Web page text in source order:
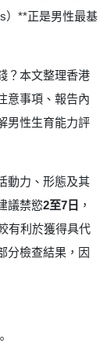
）**正是男性最基
？本文整理香港
意事項、報告內
男性生育能力評
動力、形態及其
議禁慾2至7日 ，
有利於獲得具代
分檢查結果，因